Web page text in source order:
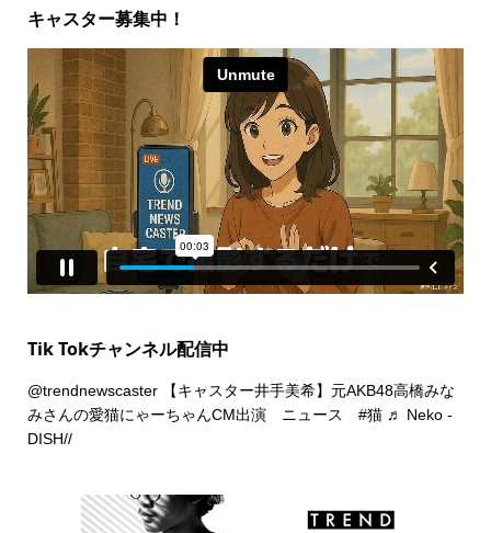
キャスター募集中！
Tik Tokチャンネル配信中
@trendnewscaster【キャスター井手美希】元AKB48高橋みな
みさんの愛猫にゃーちゃんCM出演 ニュース #猫 ♬ Neko -
DISH//